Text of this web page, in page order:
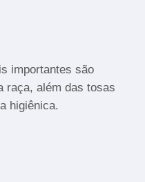
importantes são
raça, além das tosas
higiênica.